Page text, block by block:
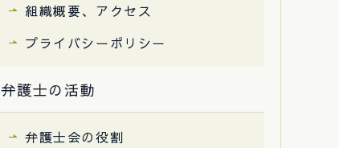
組織概要、アクセス
プライバシーポリシー
弁護士の活動
弁護士会の役割